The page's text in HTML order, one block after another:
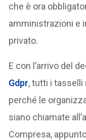
che è ora
amministrazioni e
privato.
E con l’arrivo del
Gdpr, tutti i
perché le
siano chiamate
Compresa,